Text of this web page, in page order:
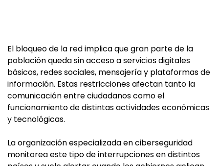
El bloqueo de la red implica que gran parte de la
población queda sin acceso a servicios digitales
básicos, redes sociales, mensajería y plataformas de
información. Estas restricciones afectan tanto la
comunicación entre ciudadanos como el
funcionamiento de distintas actividades económicas
y tecnológicas.
La organización especializada en ciberseguridad
monitorea este tipo de interrupciones en distintos